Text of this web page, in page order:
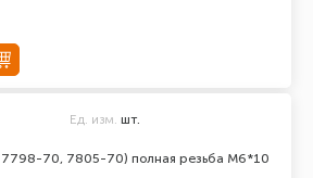
70, 7805-70) полная резьба М6*10
Ед. изм. шт.